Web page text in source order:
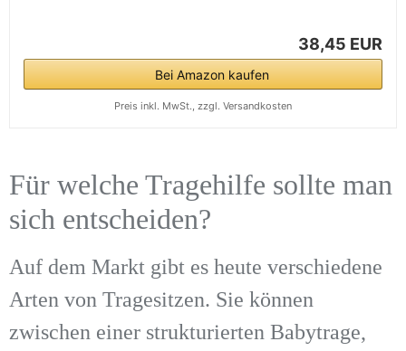
38,45 EUR
Bei Amazon kaufen
Preis inkl. MwSt., zzgl. Versandkosten
Für welche Tragehilfe sollte man
sich entscheiden?
Auf dem Markt gibt es heute verschiedene
Arten von Tragesitzen. Sie können
zwischen einer strukturierten Babytrage,